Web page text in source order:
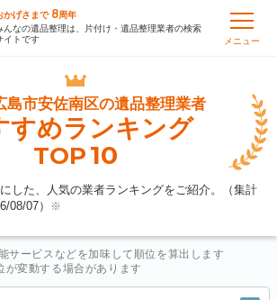
かげさまで 8周年
んなの遺品整理は、片付け・遺品整理業者の検索
イトです
メニュー
島市安佐南区の遺品整理業者
すめランキング
TOP10
した、人気の業者ランキングをご紹介。（集計
08/07） ※
サービスなどを加味して順位を算出します
が変動する場合があります